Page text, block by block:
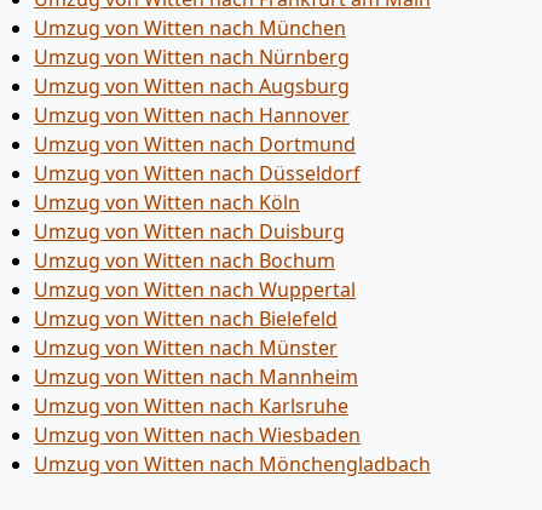
Umzug von Witten nach München
Umzug von Witten nach Nürnberg
Umzug von Witten nach Augsburg
Umzug von Witten nach Hannover
Umzug von Witten nach Dortmund
Umzug von Witten nach Düsseldorf
Umzug von Witten nach Köln
Umzug von Witten nach Duisburg
Umzug von Witten nach Bochum
Umzug von Witten nach Wuppertal
Umzug von Witten nach Bielefeld
Umzug von Witten nach Münster
Umzug von Witten nach Mannheim
Umzug von Witten nach Karlsruhe
Umzug von Witten nach Wiesbaden
Umzug von Witten nach Mönchen­gladbach